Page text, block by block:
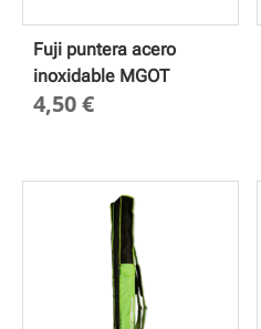
Fuji puntera acero
inoxidable MGOT
4,50€